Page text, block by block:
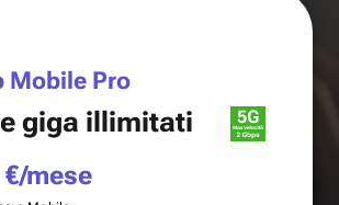
Mobile Pro
giga illimitati
€/mese